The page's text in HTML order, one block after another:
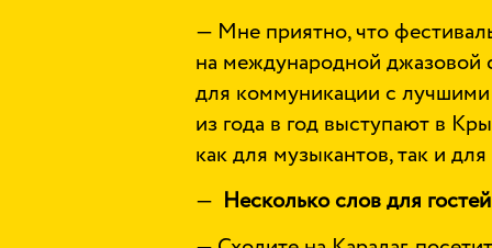
— Мне приятно, что
на международной джазовой
для коммуникации с
из года в год выступают в
как для музыкантов, так и
— Несколько слов для